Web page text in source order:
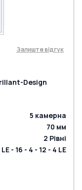
Залиште відгук
Design
5 камерна
70 мм
2 Рівні
LE - 16 - 4 - 12 - 4 LE